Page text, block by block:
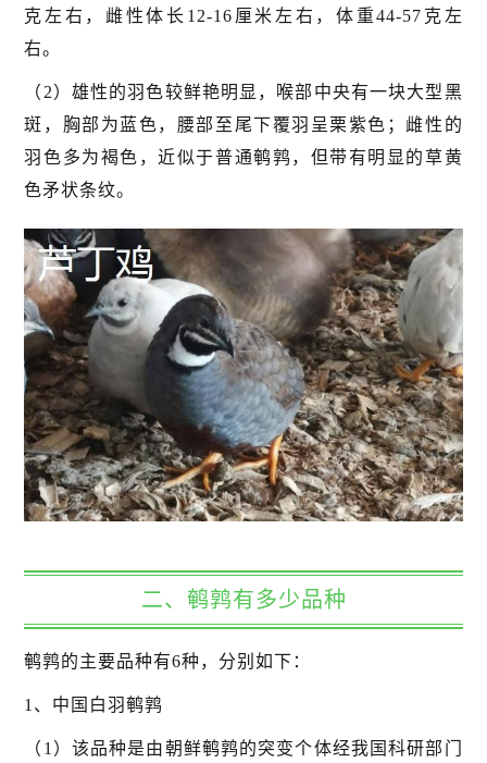
克左右，雌性体长12-16厘米左右，体重44-57克左
右。
（2）雄性的羽色较鲜艳明显，喉部中央有一块大型黑
斑，胸部为蓝色，腰部至尾下覆羽呈栗紫色；雌性的
羽色多为褐色，近似于普通鹌鹑，但带有明显的草黄
色矛状条纹。
二、鹌鹑有多少品种
鹌鹑的主要品种有6种，分别如下：
1、中国白羽鹌鹑
（1）该品种是由朝鲜鹌鹑的突变个体经我国科研部门